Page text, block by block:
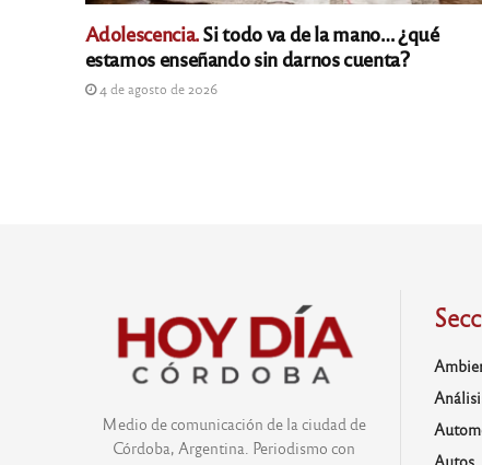
Adolescencia.Si todo va de la mano… ¿qué
estamos enseñando sin darnos cuenta?
4 de agosto de 2026
Medio de comunicación de la ciudad de
Córdoba, Argentina. Periodismo con
Autos